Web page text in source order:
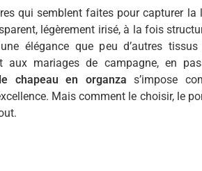
qui semblent faites pour capturer la
légèrement irisé, à la fois
élégance que peu d’autres
aux mariages de campagne, en
le chapeau en organza s’impose
Mais comment le choisir, le